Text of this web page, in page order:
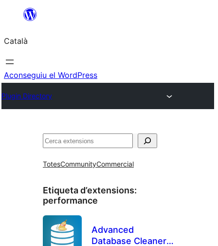
contingut
Català
Aconseguiu el WordPress
Plugin Directory
Cerca
TotesCommunityCommercial
Etiqueta d’extensions:
performance
Advanced
Database Cleaner –